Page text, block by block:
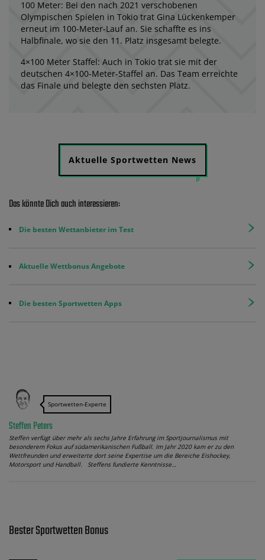
100 Meter: Bei den nach 2021 verschobenen
Olympischen Spielen in Tokio trat Gina Lückenkemper
erneut im 100-Meter-Lauf an. Sie schaffte es ins
Halbfinale, wo sie den 11. Platz insgesamt belegte.
4×100 Meter Staffel: Auch in Tokio trat sie mit der
deutschen 4×100-Meter-Staffel an. Das Team erreichte
das Finale und belegte den sechsten Platz.
Aktuelle Sportwetten News
Das könnte Dich auch interessieren:
Die besten Wettanbieter im Test
Aktuelle Wettbonus Angebote
Die besten Sportwetten Apps
Sportwetten-Experte
Steffen Peters
Steffen verfügt über mehr als sechs Jahre Erfahrung im Sportjournalismus mit
besonderem Fokus auf südamerikanischen Fußball. Im Jahr 2020 kam er zu den
Wettfreunden und erweiterte dort seine Expertise um die Bereiche Eishockey,
Motorsport und Handball. Steffens fundierte Kenntnisse…
Bester Sportwetten Bonus